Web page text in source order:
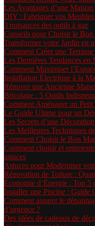
Les Avantages d’une
DIY : Fabriquer vos
3 nuisances des outils à gaz
Conseils pour Choisir le Bon
Transformer votre Jardin en
Comment Créer une
Les Dernières Tendances en
Comment Maximiser
Installation Électrique à la
Rénover une Ancienne
Bricolage : 5 Outils
Comment Aménager un
Le Guide Ultime pour un
Les Secrets d’une
Les Meilleures Techniques
Comment Choisir le Bon
Comment choisir et
astuces
Astuces pour Moderniser
Rénovation de Toiture :
Économie d’Énergie : Top 5
Installer une Piscine : Guide
Comment assurer le
d’urgence ?
Des idées de cadeaux de